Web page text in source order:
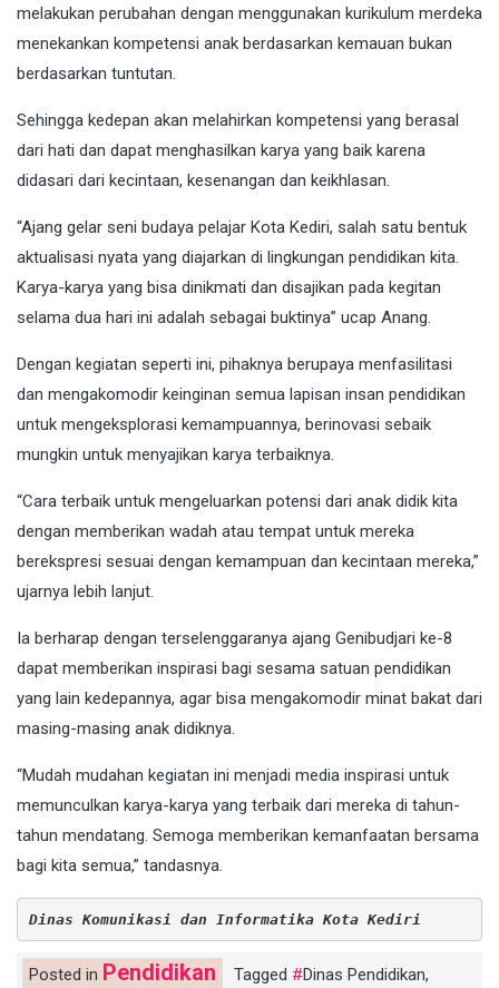
melakukan perubahan dengan menggunakan kurikulum merdeka
menekankan kompetensi anak berdasarkan kemauan bukan
berdasarkan tuntutan.
Sehingga kedepan akan melahirkan kompetensi yang berasal
dari hati dan dapat menghasilkan karya yang baik karena
didasari dari kecintaan, kesenangan dan keikhlasan.
“Ajang gelar seni budaya pelajar Kota Kediri, salah satu bentuk
aktualisasi nyata yang diajarkan di lingkungan pendidikan kita.
Karya-karya yang bisa dinikmati dan disajikan pada kegitan
selama dua hari ini adalah sebagai buktinya” ucap Anang.
Dengan kegiatan seperti ini, pihaknya berupaya menfasilitasi
dan mengakomodir keinginan semua lapisan insan pendidikan
untuk mengeksplorasi kemampuannya, berinovasi sebaik
mungkin untuk menyajikan karya terbaiknya.
“Cara terbaik untuk mengeluarkan potensi dari anak didik kita
dengan memberikan wadah atau tempat untuk mereka
berekspresi sesuai dengan kemampuan dan kecintaan mereka,”
ujarnya lebih lanjut.
Ia berharap dengan terselenggaranya ajang Genibudjari ke-8
dapat memberikan inspirasi bagi sesama satuan pendidikan
yang lain kedepannya, agar bisa mengakomodir minat bakat dari
masing-masing anak didiknya.
“Mudah mudahan kegiatan ini menjadi media inspirasi untuk
memunculkan karya-karya yang terbaik dari mereka di tahun-
tahun mendatang. Semoga memberikan kemanfaatan bersama
bagi kita semua,” tandasnya.
Dinas Komunikasi dan Informatika Kota Kediri
Posted in Pendidikan Tagged Dinas Pendidikan,